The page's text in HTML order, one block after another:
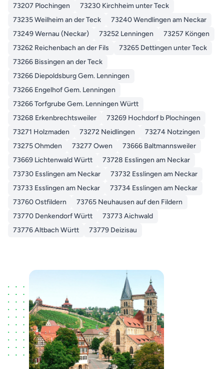
73207 Plochingen
73230 Kirchheim unter Teck
73235 Weilheim an der Teck
73240 Wendlingen am Neckar
73249 Wernau (Neckar)
73252 Lenningen
73257 Köngen
73262 Reichenbach an der Fils
73265 Dettingen unter Teck
73266 Bissingen an der Teck
73266 Diepoldsburg Gem. Lenningen
73266 Engelhof Gem. Lenningen
73266 Torfgrube Gem. Lenningen Württ
73268 Erkenbrechtsweiler
73269 Hochdorf b Plochingen
73271 Holzmaden
73272 Neidlingen
73274 Notzingen
73275 Ohmden
73277 Owen
73666 Baltmannsweiler
73669 Lichtenwald Württ
73728 Esslingen am Neckar
73730 Esslingen am Neckar
73732 Esslingen am Neckar
73733 Esslingen am Neckar
73734 Esslingen am Neckar
73760 Ostfildern
73765 Neuhausen auf den Fildern
73770 Denkendorf Württ
73773 Aichwald
73776 Altbach Württ
73779 Deizisau